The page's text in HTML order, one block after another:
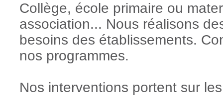
Collège, école primaire ou
association... Nous réalisons
besoins des établissements.
nos programmes.
Nos interventions portent sur